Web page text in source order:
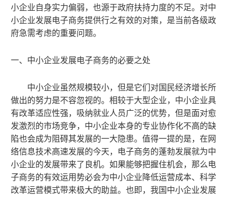
小企业自身实力偏弱， 也源于政府扶持力度的不足。对中
小企业发展电子商务提供行之有效的对策， 是当前各级政
府急需考虑的重要问题。
一、 中小企业发展电子商务的必要之处
中小企业虽然规模较小， 但是它们对国民经济增长所
做出的努力是不容忽视的。相较于大型企业，中小企业具
有改革适应性强， 吸纳就业人员广泛的优势， 但是面对愈
发激烈的市场竞争，中小企业本身的专业协作化不高的缺
陷也会成为阻碍其发展的一大隐患。值得一提的是， 在网
络信息技术高速发展的今天， 电子商务的蓬勃发展就为中
小企业的发展带来了良机。如果能够把握住机会， 那么电
子商务的有效运用势必会为中小企业 降低运营成本、科学
改革运营模式带来极大的助益。也即， 我国 中小企业发展